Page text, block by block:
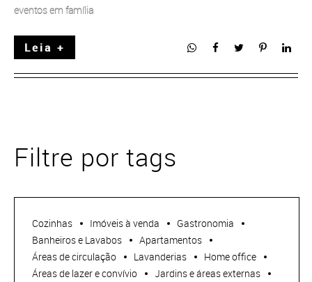
eventos em família
Leia +
Filtre por tags
Cozinhas Imóveis à venda
Gastronomia
Banheiros e Lavabos
Apartamentos
Áreas de circulação
Lavanderias
Home office
Áreas de lazer e convívio
Jardins e áreas externas